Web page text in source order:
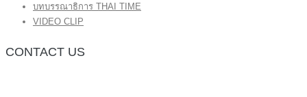
บทบรรณาธิการ THAI TIME
VIDEO CLIP
CONTACT US